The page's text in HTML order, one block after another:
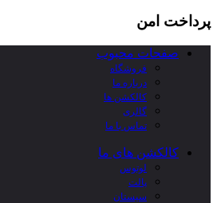
پرداخت امن
صفحات محبوب
فروشگاه
درباره ما
کالکشن ها
گالری
تماس با ما
کالکشن های ما
لوتوس
پالت
سیستان